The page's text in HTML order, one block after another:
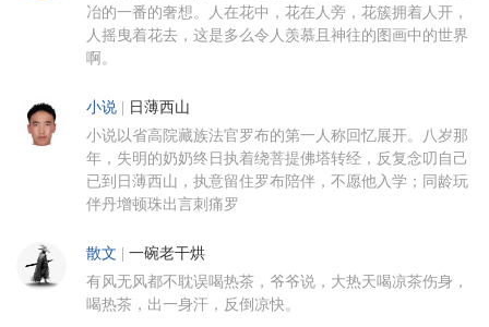
冶的一番的奢想。人在花中，花在人旁，花簇拥着人开，
人摇曳着花去，这是多么令人羡慕且神往的图画中的世界
啊。
小说 日薄西山
小说以省高院藏族法官罗布的第一人称回忆展开。八岁那
年，失明的奶奶终日执着绕菩提佛塔转经，反复念叨自己
已到日薄西山，执意留住罗布陪伴，不愿他入学；同龄玩
伴丹增顿珠出言刺痛罗
散文 一碗老干烘
有风无风都不耽误喝热茶，爷爷说，大热天喝凉茶伤身，
喝热茶，出一身汗，反倒凉快。